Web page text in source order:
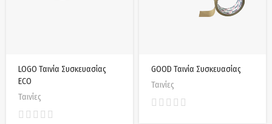
LOGO Ταινία Συσκευασίας
ECO
Ταινίες
GOOD Ταινία Συσκευασίας
Ταινίες